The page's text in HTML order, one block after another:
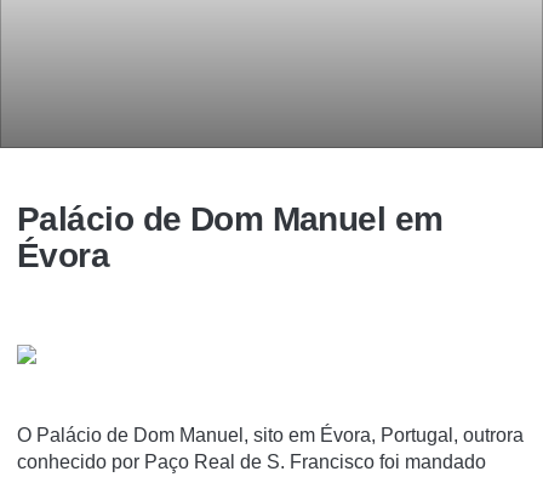
Palácio de Dom Manuel em
Évora
O Palácio de Dom Manuel, sito em Évora, Portugal, outrora
conhecido por Paço Real de S. Francisco foi mandado